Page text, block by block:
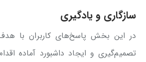
سازگاری و یادگیری
در این بخش پاسخ‌های کاربران با هدف
تصمیم‌گیری و ایجاد داشبورد آماده